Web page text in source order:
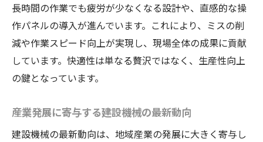
諏訪市末広エリアの産業現場での建設機械
活用事例
現場効率化を実現する建設機械技術の最新
トレンド
産業現場で求められる建設機械の快適性と
は
長時間の作業でも疲労が少なくなる設計や、直感的な操
作パネルの導入が進んでいます。これにより、ミスの削
減や作業スピード向上が実現し、現場全体の成果に貢献
しています。快適性は単なる贅沢ではなく、生産性向上
の鍵となっています。
産業発展に寄与する建設機械の最新動向
建設機械の最新動向は、地域産業の発展に大きく寄与し